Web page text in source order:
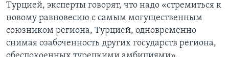
Турцией, эксперты говорят, что надо «стремиться к
новому равновесию с самым могущественным
союзником региона, Турцией, одновременно
снимая озабоченность других государств региона,